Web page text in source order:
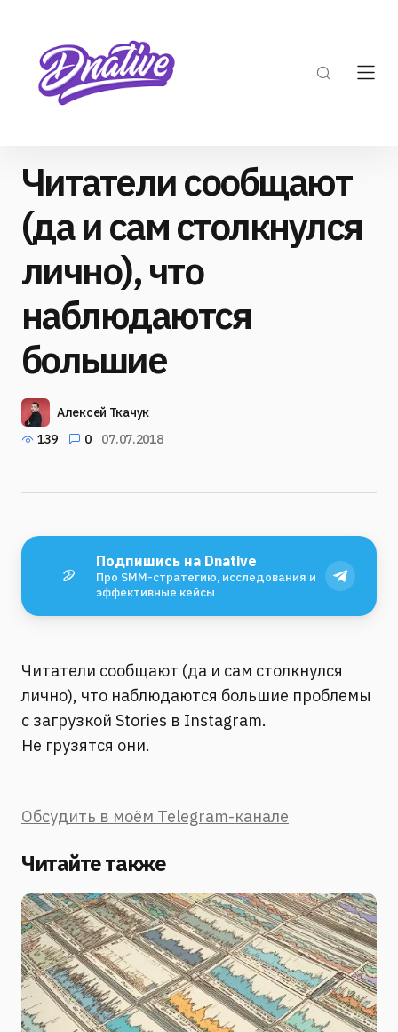
Читатели сообщают
(да и сам столкнулся
лично), что
наблюдаются
большие
Алексей Ткачук
139
0 07.07.2018
Подпишись на Dnative
Про SMM-стратегию, исследования и
эффективные кейсы
Читатели сообщают (да и сам столкнулся
лично), что наблюдаются большие проблемы
с загрузкой Stories в Instagram.
Не грузятся они.
Обсудить в моём Telegram-канале
Читайте также